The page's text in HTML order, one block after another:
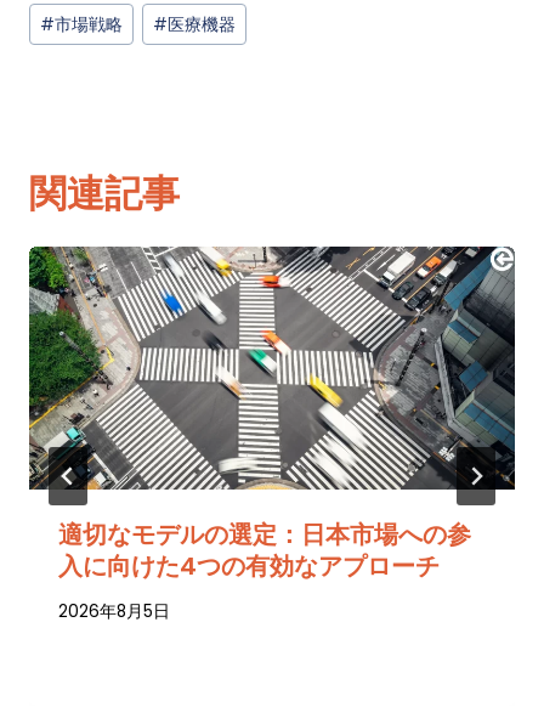
投
稿
#市場戦略 #医療機器
関連記事
適切なモデルの選定：日本市場への参
入に向けた4つの有効なアプローチ
2026年8月5日